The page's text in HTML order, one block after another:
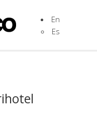
En
Es